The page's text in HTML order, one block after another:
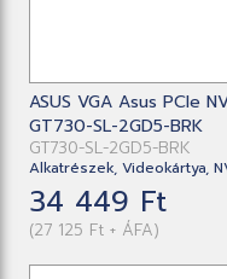
ASUS VGA Asus PCIe
GT730-SL-2GD5-BRK
GT730-SL-2GD5-BRK
Alkatrészek, Videokártya,
34 449 Ft
(27 125 Ft + ÁFA)